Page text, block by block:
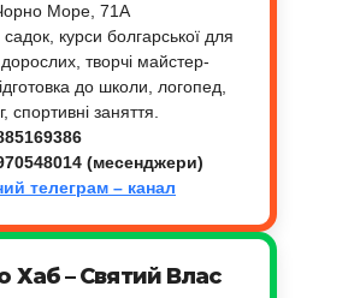
Море, 71A
курси болгарської для
дорослих, творчі майстер-
до школи, логопед,
спортивні заняття.
(месенджери)
телеграм – канал
Хаб – Святий Влас